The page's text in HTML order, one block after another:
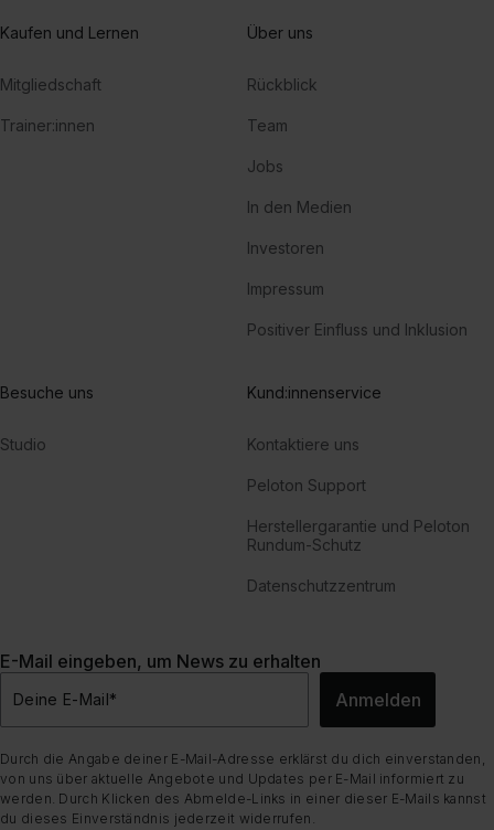
Kaufen und Lernen
Mitgliedschaft
Trainer:innen
Über uns
Rückblick
Team
Jobs
In den Medien
Investoren
Impressum
Positiver Einfluss und Inklusion
Besuche uns
Studio
Kund:innenservice
Kontaktiere uns
Peloton Support
Herstellergarantie und Peloton
Rundum-Schutz
Datenschutzzentrum
E-Mail eingeben, um News zu erhalten
Deine E-Mail* Anmelden
Durch die Angabe deiner E-Mail-Adresse erklärst du dich einverstanden,
von uns über aktuelle Angebote und Updates per E-Mail informiert zu
werden. Durch Klicken des Abmelde-Links in einer dieser E-Mails kannst
du dieses Einverständnis jederzeit widerrufen.